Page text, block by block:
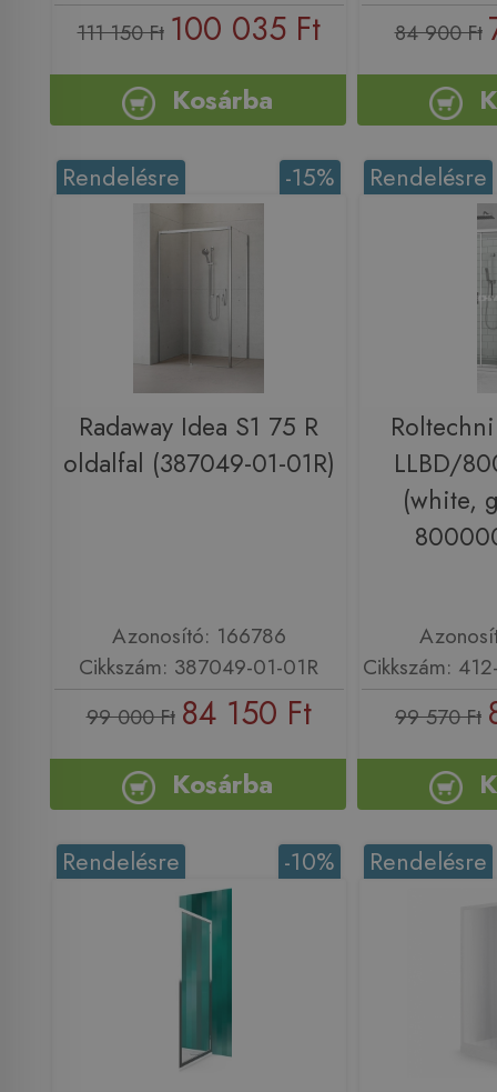
111 150 Ft 100 035 Ft
Kosárba
84 900 Ft
-15%
Rendelésre
Radaway Idea S1 75 R
oldalfal (387049-01-01R)
Azonosító: 166786
Cikkszám: 387049-01-01R
99 000 Ft 84 150 Ft
Kosárba
Rendelésre
LLBD/
(white,
Cikkszám:
99 570 Ft
-10%
Rendelésre Rendelésre